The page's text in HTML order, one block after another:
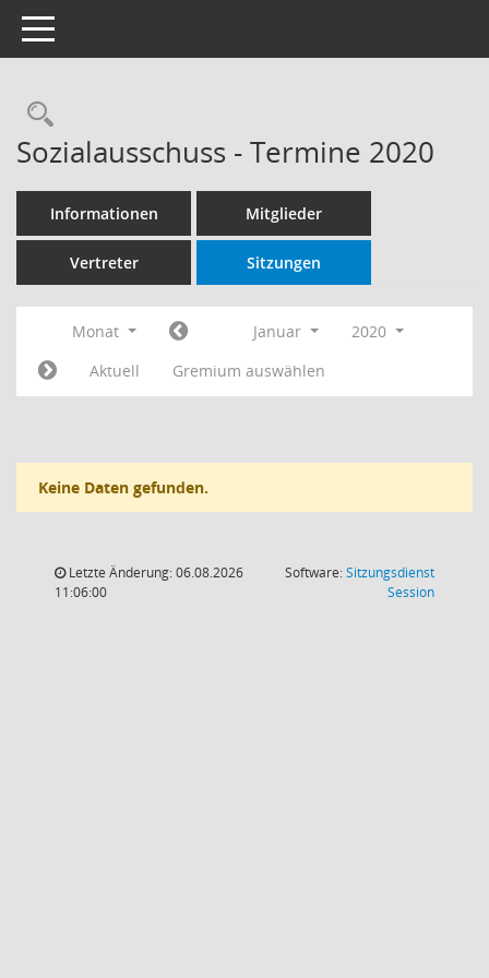
Toggle navigation
Rechercheauswahl
Sozialausschuss - Termine 2020
Informationen Mitglieder
Vertreter Sitzungen
Monat Januar
2020
Aktuell
Gremium auswählen
Keine Daten gefunden.
Letzte Änderung: 06.08.2026
11:06:00
Software:Sitzungsdienst
Session(Wird in